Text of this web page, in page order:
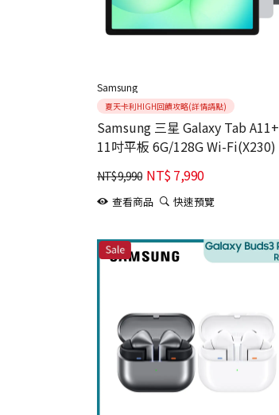
Samsung
夏天卡利HIGH回饋攻略(詳情請點)
Samsung 三星 Galaxy Tab A11+
11吋平板 6G/128G Wi-Fi(X230)
NT$9,990 NT$7,990
查看商品 快速預覽